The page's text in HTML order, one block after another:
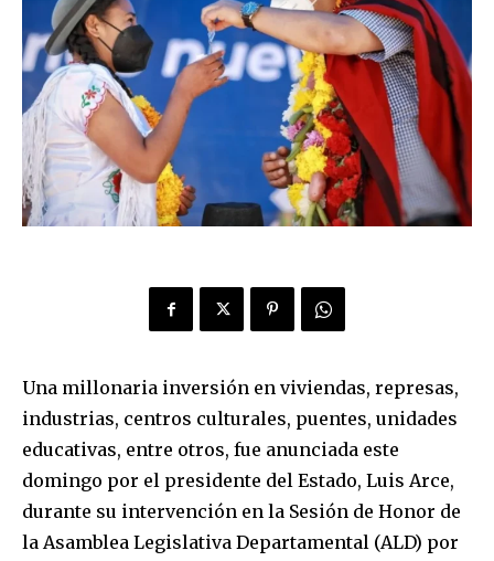
Una millonaria inversión en viviendas, represas,
industrias, centros culturales, puentes, unidades
educativas, entre otros, fue anunciada este
domingo por el presidente del Estado, Luis Arce,
durante su intervención en la Sesión de Honor de
la Asamblea Legislativa Departamental (ALD) por